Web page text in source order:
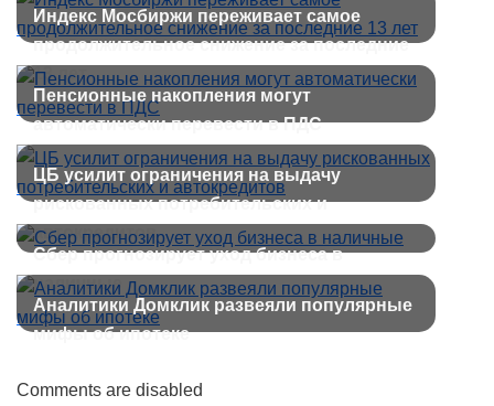
Индекс Мосбиржи переживает самое
продолжительное снижение за последние
13 лет
Пенсионные накопления могут
автоматически перевести в ПДС
ЦБ усилит ограничения на выдачу
рискованных потребительских и
автокредитов
Сбер прогнозирует уход бизнеса в
наличные
Аналитики Домклик развеяли популярные
мифы об ипотеке
Comments are disabled